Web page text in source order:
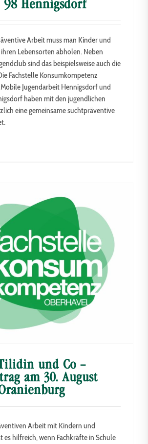
98 Hennigsdorf
Arbeit muss man Kinder und
ihren Lebensorten abholen. Neben
sind das beispielsweise auch die
Fachstelle Konsumkompetenz
Jugendarbeit Hennigsdorf und
haben mit den jugendlichen
eine gemeinsame suchtpräventive
und Co –
am 30. August
Arbeit mit Kindern und
es hilfreich, wenn Fachkräfte in Schule